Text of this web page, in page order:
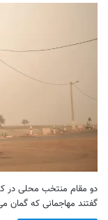
دو مقام منتخب محلی در
گفتند مهاجمانی که گمان